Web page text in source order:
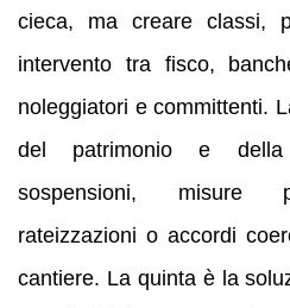
cieca, ma creare classi,
intervento tra fisco,
noleggiatori e committenti.
del patrimonio e della
sospensioni, misure
rateizzazioni o accordi
cantiere. La quinta è la